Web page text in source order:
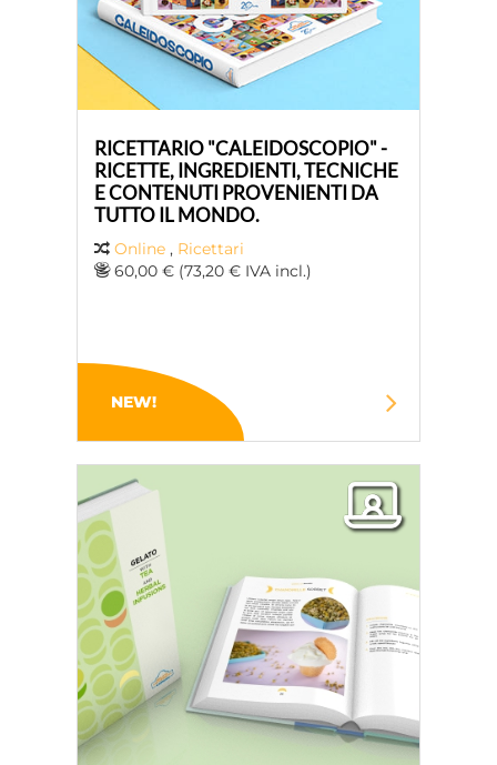
RICETTARIO "CALEIDOSCOPIO" -
RICETTE, INGREDIENTI, TECNICHE
E CONTENUTI PROVENIENTI DA
TUTTO IL MONDO.
Online , Ricettari
60,00 € (73,20 € IVA incl.)
NEW!